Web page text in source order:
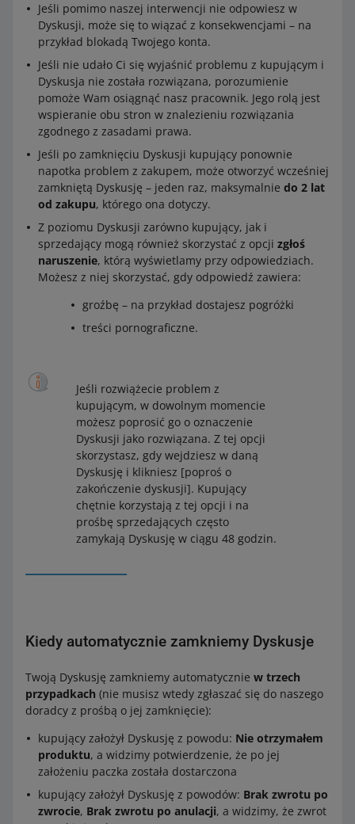
Jeśli pomimo naszej interwencji nie odpowiesz w
Dyskusji, może się to wiązać z konsekwencjami – na
przykład blokadą Twojego konta.
Jeśli nie udało Ci się wyjaśnić problemu z kupującym i
Dyskusja nie została rozwiązana, porozumienie
pomoże Wam osiągnąć nasz pracownik. Jego rolą jest
wspieranie obu stron w znalezieniu rozwiązania
zgodnego z zasadami prawa.
Jeśli po zamknięciu Dyskusji kupujący ponownie
napotka problem z zakupem, może otworzyć wcześniej
zamkniętą Dyskusję – jeden raz, maksymalnie do 2 lat
od zakupu, którego ona dotyczy.
Z poziomu Dyskusji zarówno kupujący, jak i
sprzedający mogą również skorzystać z opcji zgłoś
naruszenie, którą wyświetlamy przy odpowiedziach.
Możesz z niej skorzystać, gdy odpowiedź zawiera:
groźbę – na przykład dostajesz pogróżki
treści pornograficzne.
Jeśli rozwiążecie problem z
kupującym, w dowolnym momencie
możesz poprosić go o oznaczenie
Dyskusji jako rozwiązana. Z tej opcji
skorzystasz, gdy wejdziesz w daną
Dyskusję i klikniesz [poproś o
zakończenie dyskusji]. Kupujący
chętnie korzystają z tej opcji i na
prośbę sprzedających często
zamykają Dyskusję w ciągu 48 godzin.
Kiedy automatycznie zamkniemy Dyskusje
Twoją Dyskusję zamkniemy automatycznie w trzech
przypadkach (nie musisz wtedy zgłaszać się do naszego
doradcy z prośbą o jej zamknięcie):
kupujący założył Dyskusję z powodu: Nie otrzymałem
produktu, a widzimy potwierdzenie, że po jej
założeniu paczka została dostarczona
kupujący założył Dyskusję z powodów: Brak zwrotu po
zwrocie, Brak zwrotu po anulacji, a widzimy, że zwrot